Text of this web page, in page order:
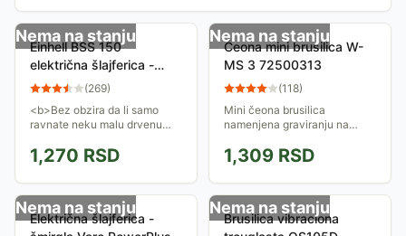
Nema na stanju
Einhell BSS 150
električna šlajferica -
šmirgla (44.604.90)
(269)
<b>Bez obzira da li samo
ravnate neku malu drvenu
Einhell BSS 150 je odlična
alatka naročito za amatere.
Motor snage 150...
1,270 RSD
Nema na stanju
Čeona mini brusilica W-
MS 3 72500313
(118)
Mini čeona brusilica
namenjena graviranju na
materijala.Isporuka sa
šablonima i nastavcima
1,309 RSD
Nema na stanju
Električna šlajferica -
Nema na stanju
Brusilica vibraciona